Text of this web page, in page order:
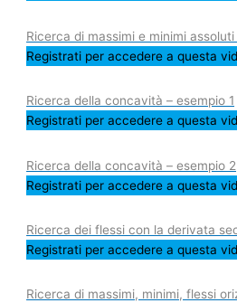
Ricerca di massimi e minimi
Registrati per accedere a questa
Ricerca della concavità – esempio 1
Registrati per accedere a questa
Ricerca della concavità – esempio 2
Registrati per accedere a questa
Ricerca dei flessi con la derivata
Registrati per accedere a questa
Ricerca di massimi, minimi, flessi